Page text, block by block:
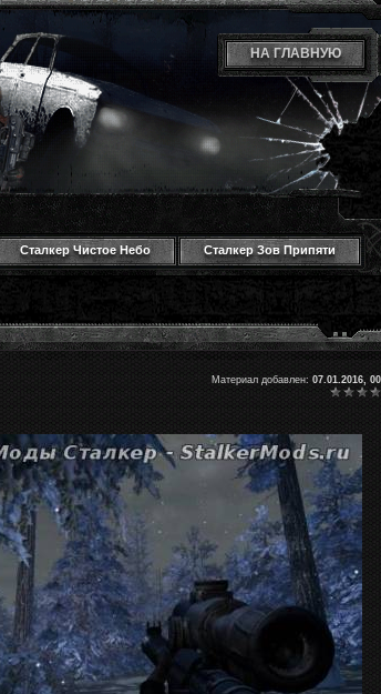
НА ГЛАВНУЮ
Сталкер Чистое Небо Сталкер Зов Припяти
Материал добавлен: 07.01.2016,